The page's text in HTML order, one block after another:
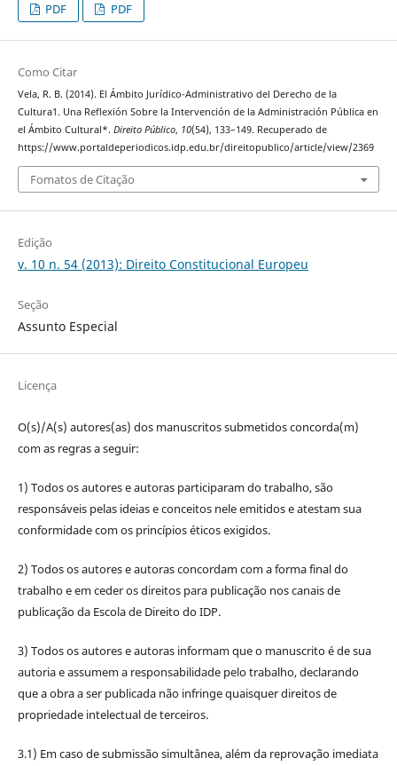
PDF PDF
Como Citar
Vela, R. B. (2014). El Ámbito Jurídico-Administrativo del Derecho de la
Cultura1. Una Reflexión Sobre la Intervención de la Administración Pública en
el Ámbito Cultural*. Direito Público, 10(54), 133–149. Recuperado de
https://www.portaldeperiodicos.idp.edu.br/direitopublico/article/view/2369
Fomatos de Citação
Edição
v. 10 n. 54 (2013): Direito Constitucional Europeu
Seção
Assunto Especial
Licença
O(s)/A(s) autores(as) dos manuscritos submetidos concorda(m)
com as regras a seguir:
1) Todos os autores e autoras participaram do trabalho, são
responsáveis pelas ideias e conceitos nele emitidos e atestam sua
conformidade com os princípios éticos exigidos.
2) Todos os autores e autoras concordam com a forma final do
trabalho e em ceder os direitos para publicação nos canais de
publicação da Escola de Direito do IDP.
3) Todos os autores e autoras informam que o manuscrito é de sua
autoria e assumem a responsabilidade pelo trabalho, declarando
que a obra a ser publicada não infringe quaisquer direitos de
propriedade intelectual de terceiros.
3.1) Em caso de submissão simultânea, além da reprovação imediata